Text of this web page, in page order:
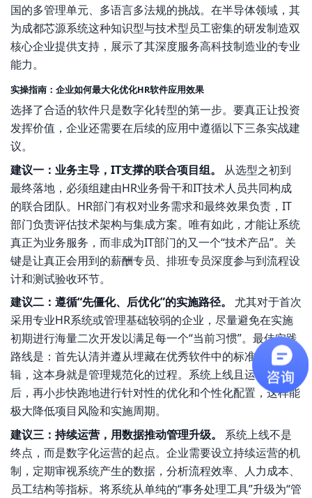
国的多管理单元、多语言多法规的挑战。在半导体领域，其
为成都芯源系统这种知识型与技术型员工密集的研发制造双
核心企业提供支持，展示了其深度服务高科技制造业的专业
能力。
实操指南：企业如何最大化优化HR软件应用效果
选择了合适的软件只是数字化转型的第一步。要真正让投资
发挥价值，企业还需要在后续的应用中遵循以下三条实战建
议。
建议一：业务主导，IT支撑的联合项目组。
从选型之初到
最终落地，必须组建由HR业务骨干和IT技术人员共同构成
的联合团队。HR部门有权对业务需求和最终效果负责，IT
部门负责评估技术架构与集成方案。唯有如此，才能让系统
真正为业务服务，而非成为IT部门的又一个“技术产品”。关
键是让真正会用到的薪酬专员、排班专员深度参与到流程设
计和测试验收环节。
建议二：遵循“先僵化、后优化”的实施路径。
尤其对于首次
采用专业HR系统或管理基础较弱的企业，尽量避免在实施
初期进行海量二次开发以满足每一个“当前习惯”。最佳实践
路线是：首先认清并遵从埋藏在优秀软件中的标准化流程逻
辑，这本身就是管理规范化的过程。系统上线且运行平稳
后，再小步快跑地进行针对性的优化和个性化配置，这样能
极大降低项目风险和实施周期。
建议三：持续运营，用数据推动管理升级。
系统上线不是
终点，而是数字化运营的起点。企业需要设立持续运营的机
制，定期审视系统产生的数据，分析流程效率、人力成本、
员工结构等指标。将系统从单纯的“事务处理工具”升级为“管